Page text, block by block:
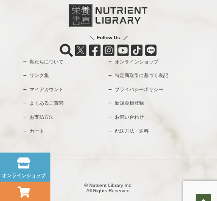
オンラインショップ
Follow Us
私たちについて オンラインショップ
リンク集 特定商取引に基づく表記
マイアカウント プライバシーポリシー
よくあるご質問 新規会員登録
お支払方法 お問い合わせ
カート 配送方法・送料
© Nutrient Library Inc.
All Rights Reserved.